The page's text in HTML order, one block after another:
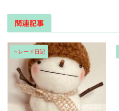
関連記事
トレード日記
2024/12/22